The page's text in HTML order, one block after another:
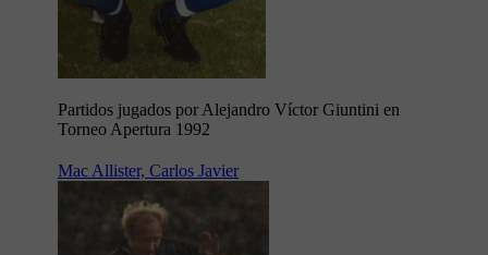
Partidos jugados por Alejandro Víctor Giuntini en
Torneo Apertura 1992
Mac Allister, Carlos Javier